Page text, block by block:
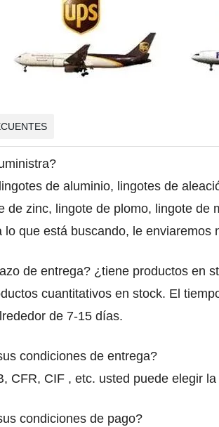
de aluminio, lingotes de
de zinc, lingote de plomo, lingote
lo que está buscando, le
de entrega? ¿tiene productos en
cuantitativos en stock. El
de 7-15 días.
condiciones de entrega?
CFR, CIF , etc. usted puede elegir
condiciones de pago?